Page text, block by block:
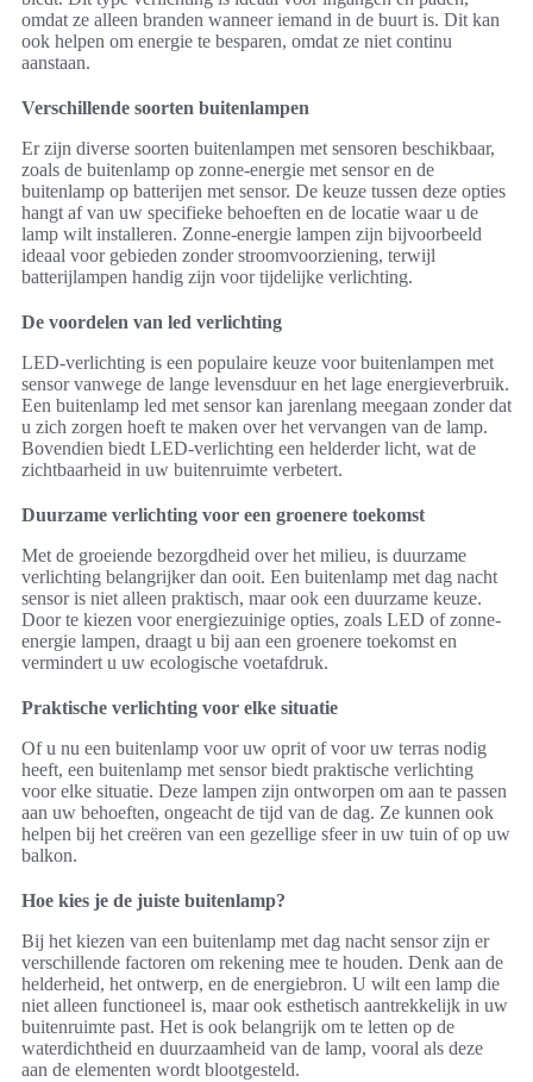
omdat ze alleen branden wanneer iemand in de buurt is. Dit kan
ook helpen om energie te besparen, omdat ze niet continu
aanstaan.
Verschillende soorten buitenlampen
Er zijn diverse soorten buitenlampen met sensoren beschikbaar,
zoals de buitenlamp op zonne-energie met sensor en de
buitenlamp op batterijen met sensor. De keuze tussen deze opties
hangt af van uw specifieke behoeften en de locatie waar u de
lamp wilt installeren. Zonne-energie lampen zijn bijvoorbeeld
ideaal voor gebieden zonder stroomvoorziening, terwijl
batterijlampen handig zijn voor tijdelijke verlichting.
De voordelen van led verlichting
LED-verlichting is een populaire keuze voor buitenlampen met
sensor vanwege de lange levensduur en het lage energieverbruik.
Een buitenlamp led met sensor kan jarenlang meegaan zonder dat
u zich zorgen hoeft te maken over het vervangen van de lamp.
Bovendien biedt LED-verlichting een helderder licht, wat de
zichtbaarheid in uw buitenruimte verbetert.
Duurzame verlichting voor een groenere toekomst
Met de groeiende bezorgdheid over het milieu, is duurzame
verlichting belangrijker dan ooit. Een buitenlamp met dag nacht
sensor is niet alleen praktisch, maar ook een duurzame keuze.
Door te kiezen voor energiezuinige opties, zoals LED of zonne-
energie lampen, draagt u bij aan een groenere toekomst en
vermindert u uw ecologische voetafdruk.
Praktische verlichting voor elke situatie
Of u nu een buitenlamp voor uw oprit of voor uw terras nodig
heeft, een buitenlamp met sensor biedt praktische verlichting
voor elke situatie. Deze lampen zijn ontworpen om aan te passen
aan uw behoeften, ongeacht de tijd van de dag. Ze kunnen ook
helpen bij het creëren van een gezellige sfeer in uw tuin of op uw
balkon.
Hoe kies je de juiste buitenlamp?
Bij het kiezen van een buitenlamp met dag nacht sensor zijn er
verschillende factoren om rekening mee te houden. Denk aan de
helderheid, het ontwerp, en de energiebron. U wilt een lamp die
niet alleen functioneel is, maar ook esthetisch aantrekkelijk in uw
buitenruimte past. Het is ook belangrijk om te letten op de
waterdichtheid en duurzaamheid van de lamp, vooral als deze
aan de elementen wordt blootgesteld.